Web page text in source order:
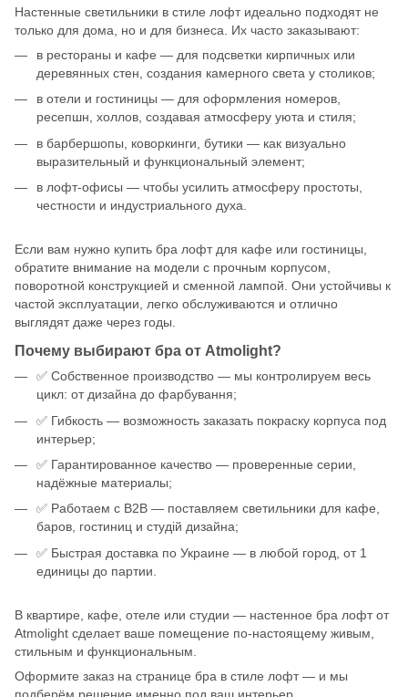
Настенные светильники в стиле лофт идеально подходят не
только для дома, но и для бизнеса. Их часто заказывают:
в рестораны и кафе — для подсветки кирпичных или
деревянных стен, создания камерного света у столиков;
в отели и гостиницы — для оформления номеров,
ресепшн, холлов, создавая атмосферу уюта и стиля;
в барбершопы, коворкинги, бутики — как визуально
выразительный и функциональный элемент;
в лофт-офисы — чтобы усилить атмосферу простоты,
честности и индустриального духа.
Если вам нужно купить бра лофт для кафе или гостиницы,
обратите внимание на модели с прочным корпусом,
поворотной конструкцией и сменной лампой. Они устойчивы к
частой эксплуатации, легко обслуживаются и отлично
выглядят даже через годы.
Почему выбирают бра от Atmolight?
✅ Собственное производство — мы контролируем весь
цикл: от дизайна до фарбування;
✅ Гибкость — возможность заказать покраску корпуса под
интерьер;
✅ Гарантированное качество — проверенные серии,
надёжные материалы;
✅ Работаем с B2B — поставляем светильники для кафе,
баров, гостиниц и студій дизайна;
✅ Быстрая доставка по Украине — в любой город, от 1
единицы до партии.
В квартире, кафе, отеле или студии — настенное бра лофт от
Atmolight сделает ваше помещение по-настоящему живым,
стильным и функциональным.
Оформите заказ на странице бра в стиле лофт — и мы